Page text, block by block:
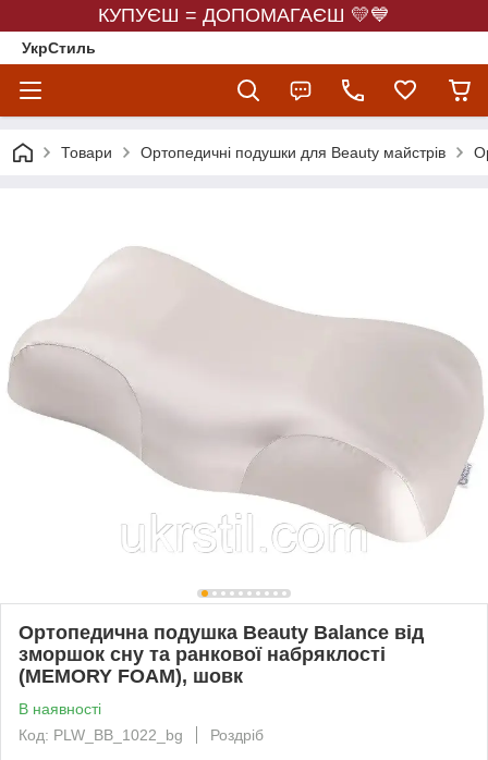
КУПУЄШ = ДОПОМАГАЄШ 💛💙
УкрСтиль
Товари Ортопедичні подушки для Beauty майстрів
Ортопедична подушка Beauty Balance від
зморшок сну та ранкової набряклості
(MEMORY FOAM), шовк
В наявності
Код: PLW_BB_1022_bg
Роздріб